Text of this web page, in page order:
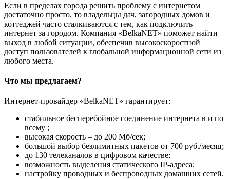
Если в пределах города решить проблему с интернетом
достаточно просто, то владельцы дач, загородных домов и
коттеджей часто сталкиваются с тем, как подключить
интернет за городом. Компания «BelkaNET» поможет найти
выход в любой ситуации, обеспечив высокоскоростной
доступ пользователей к глобальной информационной сети из
любого места.
Что мы предлагаем?
Интернет-провайдер «BelkaNET» гарантирует:
стабильное бесперебойное соединение интернета в и по
всему ;
высокая скорость – до 200 Мб/сек;
большой выбор безлимитных пакетов от 700 руб./месяц;
до 130 телеканалов в цифровом качестве;
возможность выделения статического IP-адреса;
настройку проводных и беспроводных домашних сетей.